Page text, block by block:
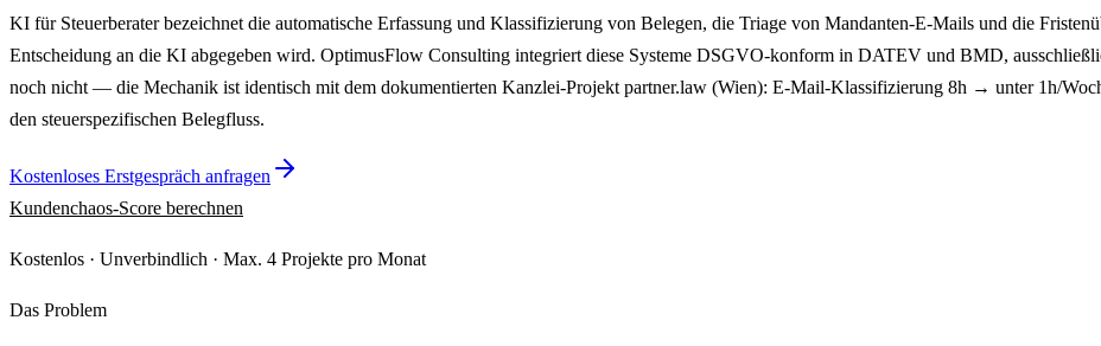
KI für Steuerberater bezeichnet die automatische Erfassung und Klassifizierung von Belegen, die Triage von Mandanten-E-Mails und die
Entscheidung an die KI abgegeben wird. OptimusFlow Consulting integriert diese Systeme DSGVO-konform in DATEV und BMD,
noch nicht — die Mechanik ist identisch mit dem dokumentierten Kanzlei-Projekt partner.law (Wien): E-Mail-Klassifizierung 8h → unter 1h/
den steuerspezifischen Belegfluss.
Kostenloses Erstgespräch anfragen
Kundenchaos-Score berechnen
Kostenlos · Unverbindlich · Max. 4 Projekte pro Monat
Das Problem